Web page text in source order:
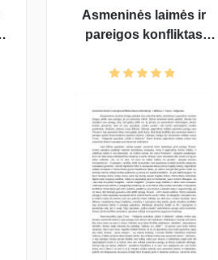
Asmeninės laimės ir
pareigos konfliktas
Biliūnas, J. Tumas -